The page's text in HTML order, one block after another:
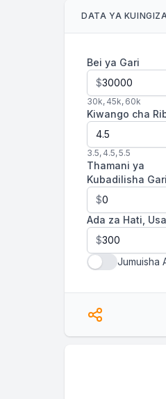
DATA YA
Bei ya Gari
$
30k, 45k, 60k
Kiwango cha
3.5, 4.5,5.5
Thamani ya
Kubadilisha Gari
$
Ada za Hati,
$
Jumuisha